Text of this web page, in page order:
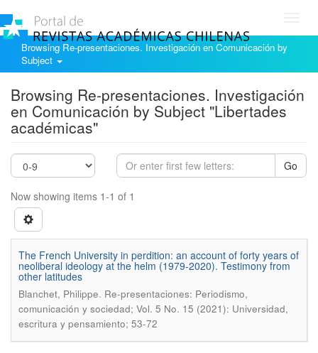
Browsing Re-presentaciones. Investigación en Comunicación by
Subject
Browsing Re-presentaciones. Investigación
en Comunicación by Subject "Libertades
académicas"
Go
Now showing items 1-1 of 1
The French University in perdition: an account of forty years of
neoliberal ideology at the helm (1979-2020). Testimony from
other latitudes
Blanchet, Philippe. Re-presentaciones: Periodismo,
comunicación y sociedad; Vol. 5 No. 15 (2021): Universidad,
escritura y pensamiento; 53-72